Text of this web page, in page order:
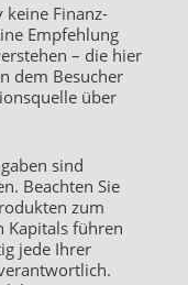
keine Finanz-
Empfehlung
– die hier
dem Besucher
über
sind
Beachten Sie
zum
Kapitals führen
jede Ihrer